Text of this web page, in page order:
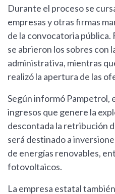
Durante el proceso se
empresas y otras firmas
de la convocatoria pública.
se abrieron los sobres con
administrativa, mientras
realizó la apertura de las
Según informó Pampetrol,
ingresos que genere la
descontada la retribución
será destinado a
de energías renovables,
fotovoltaicos.
La empresa estatal